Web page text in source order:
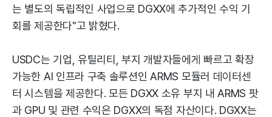
는 별도의 독립적인 사업으로 DGXX에 추가적인 수익 기
회를 제공한다"고 밝혔다.
USDC는 기업, 유틸리티, 부지 개발자들에게 빠르고 확장
가능한 AI 인프라 구축 솔루션인 ARMS 모듈러 데이터센
터 시스템을 제공한다. 모든 DGXX 소유 부지 내 ARMS 팟
과 GPU 및 관련 수익은 DGXX의 독점 자산이다. DGXX는